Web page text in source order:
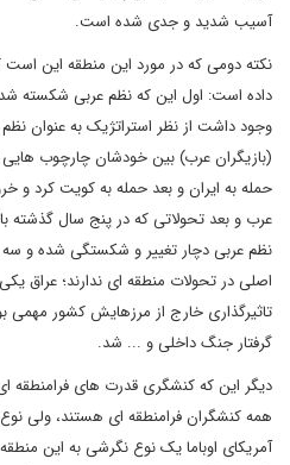
آسیب شدید و جدی شده است.
نکته دومی که در مورد این منطقه این
داده است: اول این که نظم عربی شکسته
وجود داشت از نظر استراتژیک به عنوان
(بازیگران عرب) بین خودشان چارچوب هایی
حمله به ایران و بعد حمله به کویت کرد و
عرب و بعد تحولاتی که در پنج سال گذشته
نظم عربی دچار تغییر و شکستگی شده و سه
اصلی در تحولات منطقه ای ندارند؛ عراق
تاثیرگذاری خارج از مرزهایش کشور مهمی
گرفتار جنگ داخلی و ... شد.
دیگر این که کنشگری قدرت های
همه کنشگران فرامنطقه ای هستند، ولی
آمریکای اوباما یک نوع نگرشی به این